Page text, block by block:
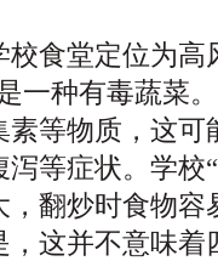
食堂定位为高
一种有毒蔬菜
等物质，这可
等症状。学校
翻炒时食物容
这并不意味着